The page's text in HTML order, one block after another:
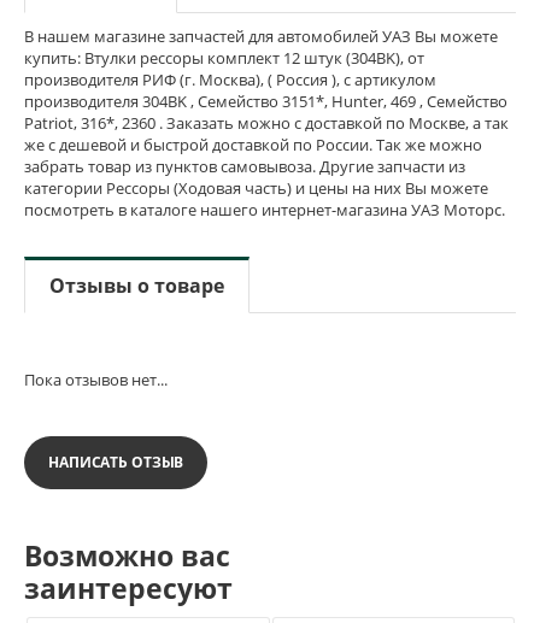
В нашем магазине запчастей для автомобилей УАЗ Вы можете
купить: Втулки рессоры комплект 12 штук (304BK), от
производителя РИФ (г. Москва), ( Россия ), с артикулом
производителя 304BK , Семейство 3151*, Hunter, 469 , Семейство
Patriot, 316*, 2360 . Заказать можно с доставкой по Москве, а так
же с дешевой и быстрой доставкой по России. Так же можно
забрать товар из пунктов самовывоза. Другие запчасти из
категории Рессоры (Ходовая часть) и цены на них Вы можете
посмотреть в каталоге нашего интернет-магазина УАЗ Моторс.
Отзывы о товаре
Пока отзывов нет...
НАПИСАТЬ ОТЗЫВ
Возможно вас
заинтересуют